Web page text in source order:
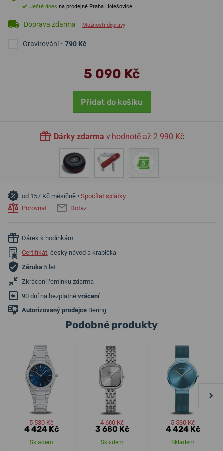
Ještě dnes na prodejně Praha Holešovice
Doprava zdarma Možnosti dopravy
Gravírování- 790 Kč
5 090 Kč
Přidat do košíku
Dárky zdarma v hodnotě až 2 990 Kč
od 157 Kč měsíčně • Spočítat splátky
Porovnat
Dotaz
Dárek k hodinkám
Certifikát, český návod a krabička
Záruka 5 let
Zkrácení řemínku zdarma
90 dní na bezplatné vrácení
Autorizovaný prodejce Bering
Podobné produkty
5 530 Kč
4 424 Kč
Skladem
4 600 Kč
3 680 Kč
Skladem
5 530 Kč
4 424 Kč
Skladem